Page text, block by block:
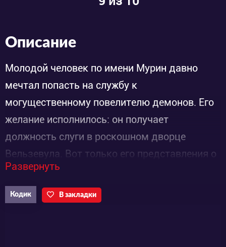
Описание
Молодой человек по имени Мурин давно
мечтал попасть на службу к
могущественному повелителю демонов. Его
желание исполнилось: он получает
должность слуги в роскошном дворце
Вельзевула. Вот только его представления о
Сатане были далеки от реальности.
Оказалось, властелин преисподней – это не
огромное чудовище, которое без устали
Развернуть
Кодик В закладки